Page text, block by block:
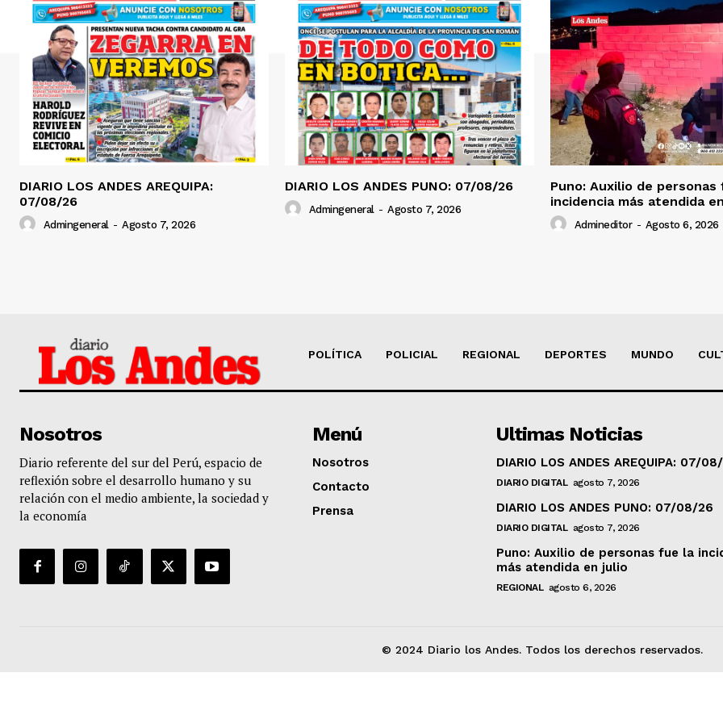
DIARIO LOS ANDES AREQUIPA:
07/08/26
Admingeneral - Agosto 7, 2026
DIARIO LOS ANDES PUNO: 07/08/26
Admingeneral - Agosto 7, 2026
Puno: Auxilio de personas
incidencia más atendida
Admineditor - Agosto 6, 2026
POLÍTICA POLICIAL REGIONAL DEPORTES MUNDO
Nosotros
Diario referente del sur del Perú, espacio de
reflexión sobre el desarrollo humano y su
relación con el medio ambiente, la sociedad y
la economía
Menú
Nosotros
Contacto
Prensa
Ultimas Noticias
DIARIO LOS ANDES AREQUIPA: 07/
DIARIO DIGITAL agosto 7, 2026
DIARIO LOS ANDES PUNO: 07/08/26
DIARIO DIGITAL agosto 7, 2026
Puno: Auxilio de personas fue la
más atendida en julio
REGIONAL agosto 6, 2026
© 2024 Diario los Andes. Todos los derechos reservados.